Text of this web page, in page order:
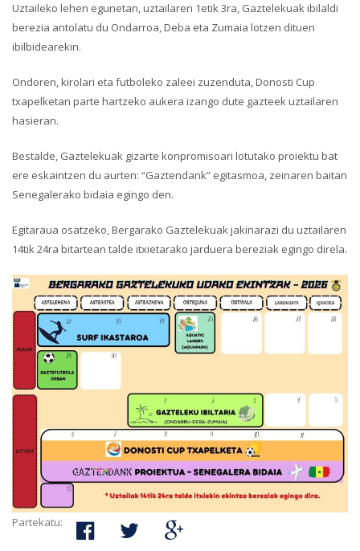
Uztaileko lehen egunetan, uztailaren 1etik 3ra, Gaztelekuak ibilaldi
berezia antolatu du Ondarroa, Deba eta Zumaia lotzen dituen
ibilbidearekin.
Ondoren, kirolari eta futboleko zaleei zuzenduta, Donosti Cup
txapelketan parte hartzeko aukera izango dute gazteek uztailaren
hasieran.
Bestalde, Gaztelekuak gizarte konpromisoari lotutako proiektu bat
ere eskaintzen du aurten: “Gaztendank” egitasmoa, zeinaren baitan
Senegalerako bidaia egingo den.
Egitaraua osatzeko, Bergarako Gaztelekuak jakinarazi du uztailaren
14tik 24ra bitartean talde itxietarako jarduera bereziak egingo direla.
Partekatu: